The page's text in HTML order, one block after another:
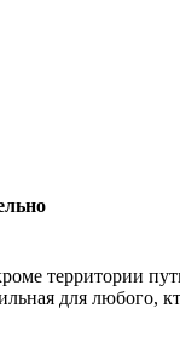
территории
для любого,